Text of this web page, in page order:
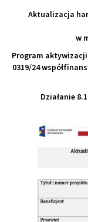
Aktualizacja
w
Program aktywizacji
0319/24
Działanie